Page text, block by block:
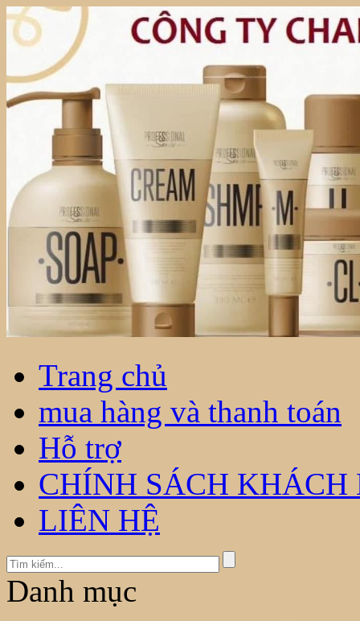
Trang chủ
mua hàng và thanh toán
Hỗ trợ
CHÍNH SÁCH KHÁCH
LIÊN HỆ
Danh mục